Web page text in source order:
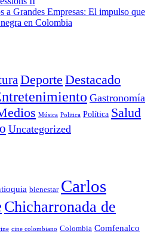
a Grandes Empresas: El impulso que
en Colombia
Deporte Destacado
Gastronomía
Música Politica Política Salud
Uncategorized
bienestar Carlos
Chicharronada de
cine colombiano Colombia Comfenalco